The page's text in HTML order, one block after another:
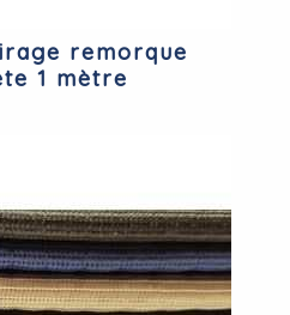
remorque
1 mètre